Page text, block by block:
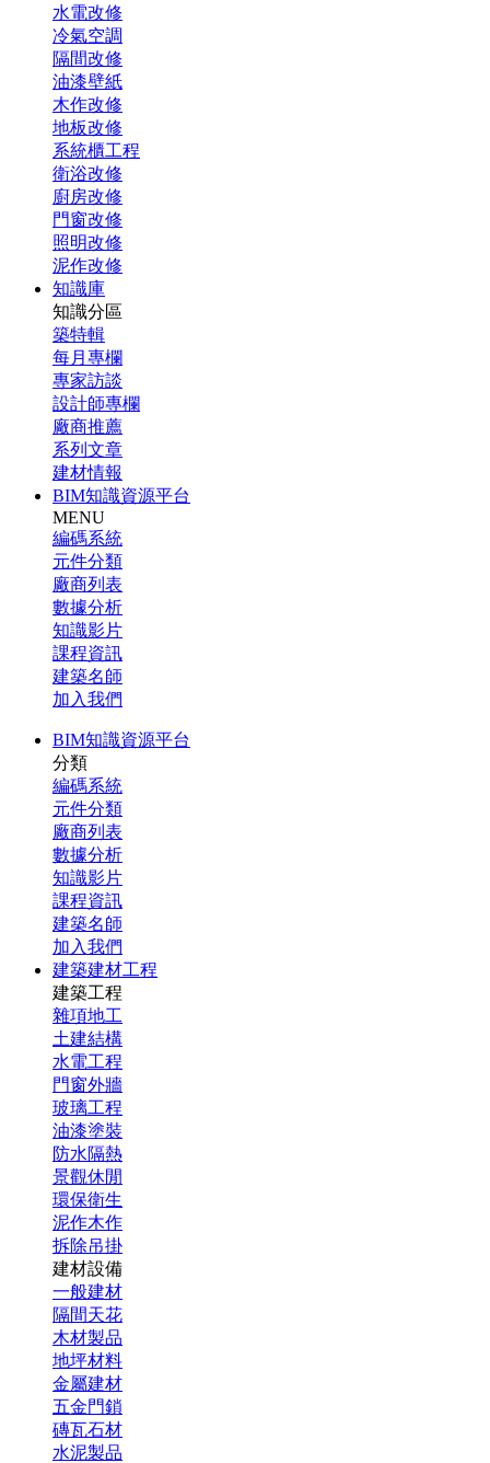
水電改修
冷氣空調
隔間改修
油漆壁紙
木作改修
地板改修
系統櫃工程
衛浴改修
廚房改修
門窗改修
照明改修
泥作改修
知識庫
知識分區
築特輯
每月專欄
專家訪談
設計師專欄
廠商推薦
系列文章
建材情報
BIM知識資源平台
MENU
編碼系統
元件分類
廠商列表
數據分析
知識影片
課程資訊
建築名師
加入我們
BIM知識資源平台
分類
編碼系統
元件分類
廠商列表
數據分析
知識影片
課程資訊
建築名師
加入我們
建築建材工程
建築工程
雜項地工
土建結構
水電工程
門窗外牆
玻璃工程
油漆塗裝
防水隔熱
景觀休閒
環保衛生
泥作木作
拆除吊掛
建材設備
一般建材
隔間天花
木材製品
地坪材料
金屬建材
五金門鎖
磚瓦石材
水泥製品